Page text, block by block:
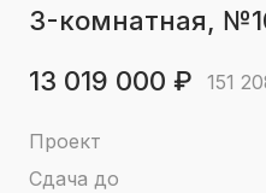
3-комнатная,
13 019 000 ₽
151
Проект
Сдача до